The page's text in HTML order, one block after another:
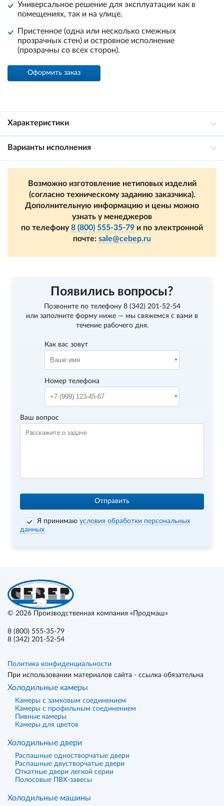
Универсальное решение для эксплуатации как в
помещениях, так и на улице.
Пристенное (одна или несколько смежных
прозрачных стен) и островное исполнение
(прозрачны со всех сторон).
Оформить заказ
Характеристики
Варианты исполнения
Возможно изготовление нетиповых изделий
(согласно техническому заданию заказчика).
Дополнительную информацию и цены можно
узнать у менеджеров
по телефону8 (800) 555-35-79 и по электронной
почте: sale@cebep.ru
Появились вопросы?
Позвоните по телефону 8 (342) 201-52-54
или заполните форму ниже — мы свяжемся с вами в
течение рабочего дня.
Как вас зовут
Номер телефона
Ваш вопрос
Отправить
Я принимаюусловия обработки персональных
данных
© 2026 Производственная компания «Продмаш»
8 (800) 555-35-79
8 (342) 201-52-54
Политика конфиденциальности
При использовании материалов сайта - ссылка обязательна
Холодильные камеры
Камеры с замковым соединением
Камеры с профильным соединением
Пивные камеры
Камеры для цветов
Холодильные двери
Распашные одностворчатые двери
Распашные двустворчатые двери
Откатные двери легкой серии
Полосовые ПВХ-завесы
Холодильные машины